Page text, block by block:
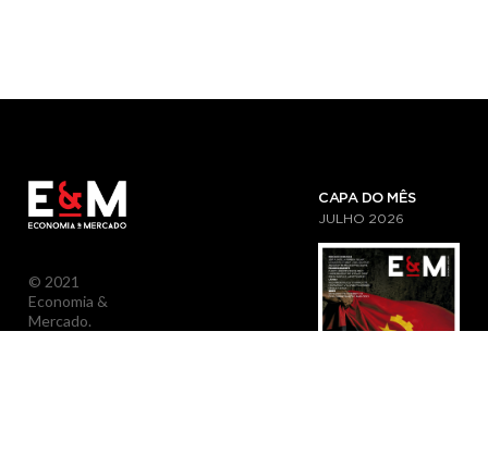
© 2021
Economia &
Mercado.
CAPA DO MÊS
JULHO 2026